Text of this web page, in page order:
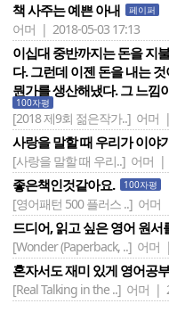
책 사주는 예쁜 아내 페이퍼
어머 | 2018-05-03 17:13
이십대 중반까지는 돈을 지
다. 그런데 이젠 돈을 내는
뭔가를 생산해냈다. 그 느낌
100자평
[2018 제9회 젊은작가..] 어머
사랑을 말할 때 우리가 이야
[사랑을 말할 때 우리..] 어머 |
좋은책인것같아요. 100자평
[영어패턴 500 플러스 ..] 어머
드디어, 읽고 싶은 영어 원서
[Wonder (Paperback, ..] 어머
혼자서도 재미 있게 영어공
[Real Talking in the ..] 어머 |